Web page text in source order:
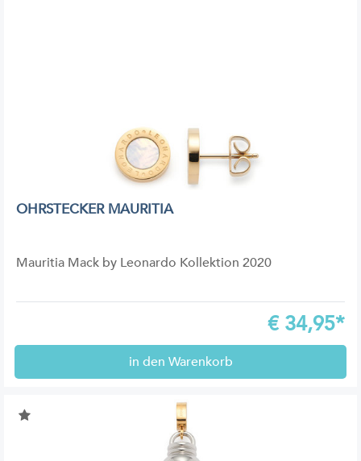
OHRSTECKER MAURITIA
Mauritia Mack by Leonardo Kollektion 2020
€ 34,95*
in den Warenkorb